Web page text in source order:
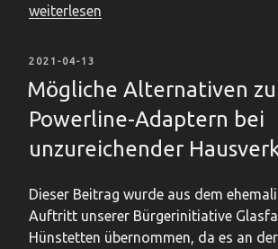
„Fritz!Box-
am
Anschluss
der
Glasfaser“
weiterlesen
VERÖFFENTLICHT
AM
2021-04-13
Mögliche Alternativen zu
Powerline-Adaptern bei
unzureichender
Dieser Beitrag wurde aus dem
Auftritt unserer Bürgerinitiative
Hünstetten übernommen, da es an